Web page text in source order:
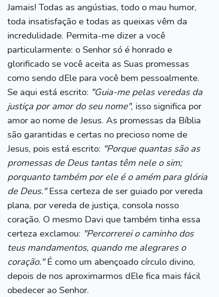
Jamais! Todas as angústias, todo o mau humor,
toda insatisfação e todas as queixas vêm da
incredulidade. Permita-me dizer a você
particularmente: o Senhor só é honrado e
glorificado se você aceita as Suas promessas
como sendo dEle para você bem pessoalmente.
Se aqui está escrito: "Guia-me pelas veredas da
justiça por amor do seu nome", isso significa por
amor ao nome de Jesus. As promessas da Bíblia
são garantidas e certas no precioso nome de
Jesus, pois está escrito: "Porque quantas são as
promessas de Deus tantas têm nele o sim;
porquanto também por ele é o amém para glória
de Deus."Essa certeza de ser guiado por vereda
plana, por vereda de justiça, consola nosso
coração. O mesmo Davi que também tinha essa
certeza exclamou: "Percorrerei o caminho dos
teus mandamentos, quando me alegrares o
coração."É como um abençoado círculo divino,
depois de nos aproximarmos dEle fica mais fácil
obedecer ao Senhor.